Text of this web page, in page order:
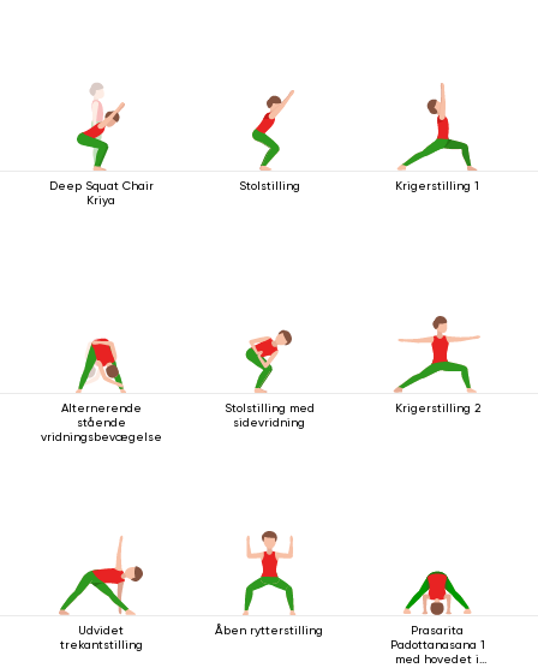
Deep Squat Chair
Kriya
Stolstilling Krigerstilling 1
Alternerende
stående
vridningsbevægelse
Stolstilling med
sidevridning
Krigerstilling 2
Udvidet
trekantstilling
Åben rytterstilling
Prasarita
Padottanasana 1
med hovedet i